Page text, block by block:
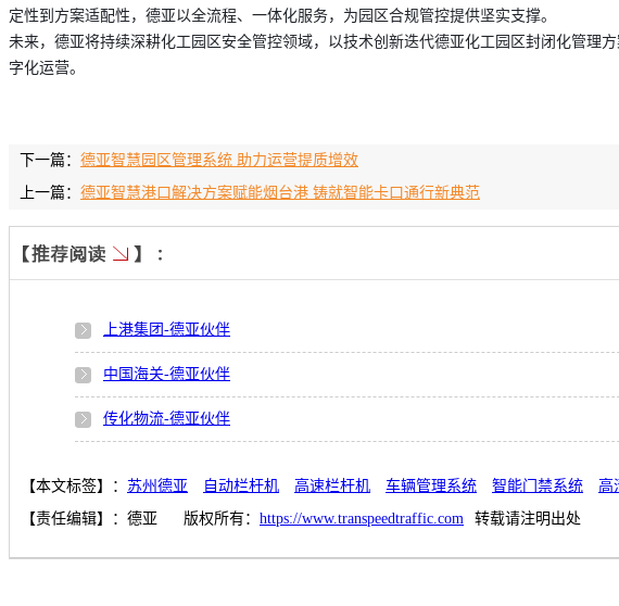
定性到方案适配性，德亚以全流程、一体化服务，为园区合规管控提供坚实支撑。
未来，德亚将持续深耕化工园区安全管控领域，以技术创新迭代德亚化工园区封闭化管理
字化运营。
下一篇： 德亚智慧园区管理系统 助力运营提质增效
上一篇： 德亚智慧港口解决方案赋能烟台港 铸就智能卡口通行新典范
上港集团-德亚伙伴
中国海关-德亚伙伴
传化物流-德亚伙伴
【本文标签】： 苏州德亚 自动栏杆机 高速栏杆机 车辆管理系统 智能门禁系统 高
【责任编辑】： 德亚 版权所有： https://www.transpeedtraffic.com 转载请注明出处